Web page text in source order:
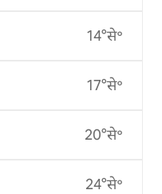
14°से॰
17°से॰
20°से॰
24°से॰